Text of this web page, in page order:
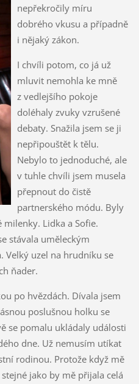
nepřekročily míru
dobrého vkusu a případně
i nějaký zákon.
I chvíli potom, co já už
mluvit nemohla ke mně
z vedlejšího pokoje
doléhaly zvuky vzrušené
debaty. Snažila jsem se ji
nepřipouštět k tělu.
Nebylo to jednoduché, ale
v tuhle chvíli jsem musela
přepnout do čistě
partnerského módu. Byly
milenky. Lidka a Sofie.
stávala uměleckým
Velký uzel na hrudníku se
ňader.
po hvězdách. Dívala jsem
poslušnou holku se
se pomalu ukládaly události
dne. Už nemusím utíkat
rodinou. Protože když mě
jako by mě přijala celá